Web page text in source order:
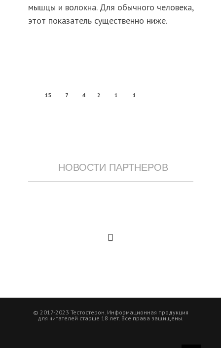
мышцы и волокна. Для обычного человека,
этот показатель существенно ниже.
15 7 4 2 1 1
НОВОСТИ ПАРТНЕРОВ
© 2017-2023 Тестостерон. Информационная продукция
для читателей старше 18 лет. Все права защищены.